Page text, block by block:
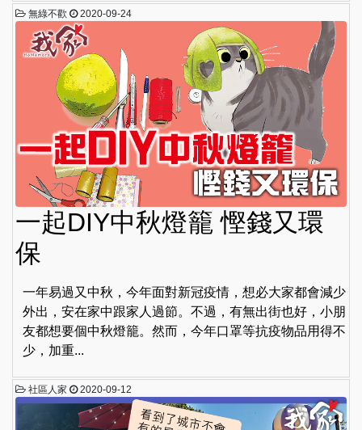
無綠不歡 2020-09-24
一起DIY中秋燈籠 慳錢又環
保
一年易過又中秋，今年面對新冠疫情，想必大家都會減少
外出，安在家中跟家人過節。不過，有無出街也好，小朋
友都想要個中秋燈籠。然而，今年口罩等抗疫物品用得不
少，加重...
社區人家 2020-09-12